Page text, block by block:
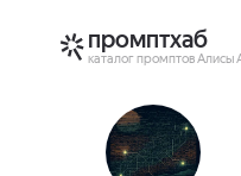
промптхаб
каталог промптов Алисы